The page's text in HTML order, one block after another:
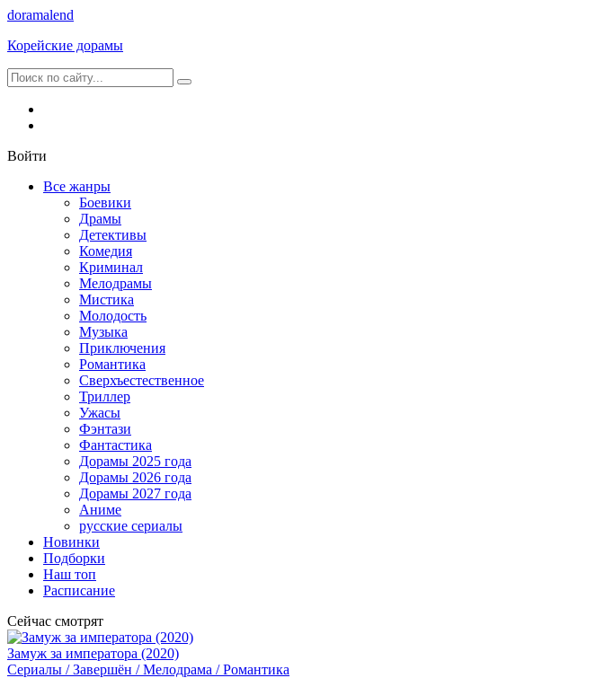
doramalend
Корейские дорамы
Войти
Все жанры
Боевики
Драмы
Детективы
Комедия
Криминал
Мелодрамы
Мистика
Молодость
Музыка
Приключения
Романтика
Сверхъестественное
Триллер
Ужасы
Фэнтази
Фантастика
Дорамы 2025 года
Дорамы 2026 года
Дорамы 2027 года
Аниме
русские сериалы
Новинки
Подборки
Наш топ
Расписание
Сейчас смотрят
Замуж за императора (2020)
Сериалы / Завершён / Мелодрама / Романтика